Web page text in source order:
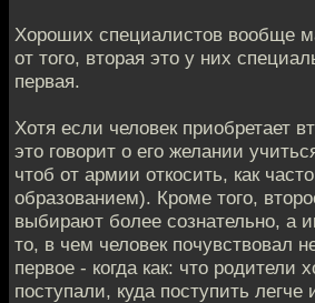
Хороших специалистов вообще
от того, вторая это у них
первая.
Хотя если человек приобретает
это говорит о его желании
чтоб от армии откосить, как
образованием). Кроме того,
выбирают более сознательно, а
то, в чем человек почувствовал
первое - когда как: что родители
поступали, куда поступить легче